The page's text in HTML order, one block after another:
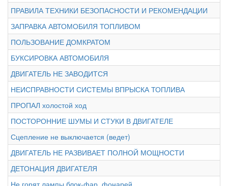
ПРАВИЛА ТЕХНИКИ БЕЗОПАСНОСТИ И РЕКОМЕНДАЦИИ
ЗАПРАВКА АВТОМОБИЛЯ ТОПЛИВОМ
ПОЛЬЗОВАНИЕ ДОМКРАТОМ
БУКСИРОВКА АВТОМОБИЛЯ
ДВИГАТЕЛЬ НЕ ЗАВОДИТСЯ
НЕИСПРАВНОСТИ СИСТЕМЫ ВПРЫСКА ТОПЛИВА
ПРОПАЛ холостой ход
ПОСТОРОННИЕ ШУМЫ И СТУКИ В ДВИГАТЕЛЕ
Сцепление не выключается (ведет)
ДВИГАТЕЛЬ НЕ РАЗВИВАЕТ ПОЛНОЙ МОЩНОСТИ
ДЕТОНАЦИЯ ДВИГАТЕЛЯ
Не горят лампы блок-фар, фонарей